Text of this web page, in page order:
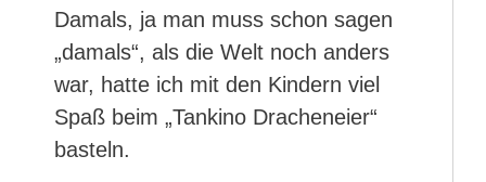
Damals, ja man muss schon sagen
„damals“, als die Welt noch anders
war, hatte ich mit den Kindern viel
Spaß beim „Tankino Dracheneier“
basteln.